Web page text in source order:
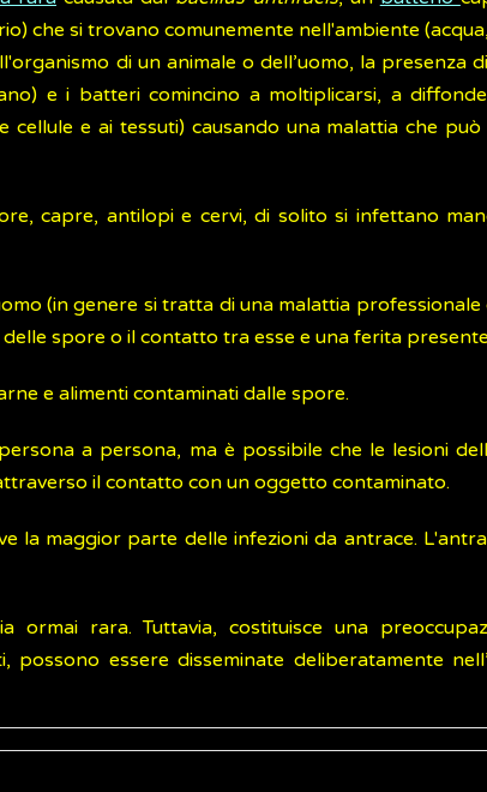
che si trovano comunemente nell'ambiente
di un animale o dell’uomo, la presenza
e i batteri comincino a moltiplicarsi, a
cellule e ai tessuti) causando una malattia che può
capre, antilopi e cervi, di solito si infettano
(in genere si tratta di una malattia
spore o il contatto tra esse e una ferita
e alimenti contaminati dalle spore.
a persona, ma è possibile che le lesioni
il contatto con un oggetto contaminato.
la maggior parte delle infezioni da antrace.
ormai rara. Tuttavia, costituisce una
essere disseminate deliberatamente